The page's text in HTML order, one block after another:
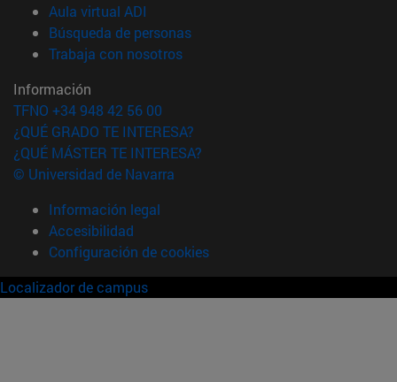
Aula virtual ADI
Búsqueda de personas(abre en nueva ventana)
Trabaja con nosotros(abre en nueva ventana)
Información
TFNO +34 948 42 56 00
¿QUÉ GRADO TE INTERESA?
¿QUÉ MÁSTER TE INTERESA?
© Universidad de Navarra
Información legal
Accesibilidad
Configuración de cookies
Localizador de campus